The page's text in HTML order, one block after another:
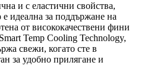
и с еластични свойства,
идеална за поддържане на
от висококачествени фини
Temp Cooling Technology,
свежи, когато сте в
за удобно прилягане и